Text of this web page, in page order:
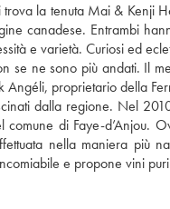
la tenuta Mai & Kenji
canadese. Entrambi
e varietà. Curiosi ed
ne sono più andati. Il
proprietario della
dalla regione. Nel
di Faye-d’Anjou.
nella maniera più
e propone vini